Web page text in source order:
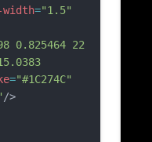
="1.5"
0.825464 22
="#1C274C"
/>